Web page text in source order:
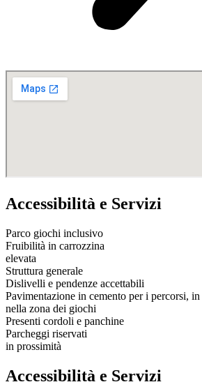
Accessibilità e Servizi
Parco giochi inclusivo
Fruibilità in carrozzina
elevata
Struttura generale
Dislivelli e pendenze accettabili
Pavimentazione in cemento per i percorsi,
nella zona dei giochi
Presenti cordoli e panchine
Parcheggi riservati
in prossimità
Accessibilità e Servizi